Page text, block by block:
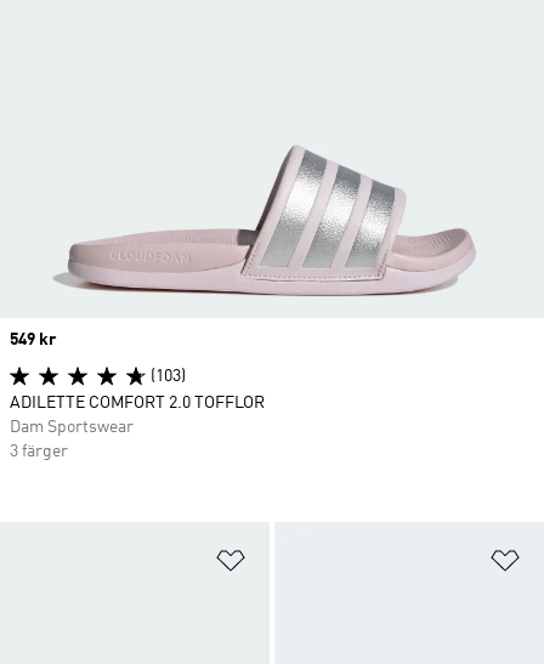
Price
549 kr
(103)
ADILETTE COMFORT 2.0 TOFFLOR
Dam Sportswear
3 färger